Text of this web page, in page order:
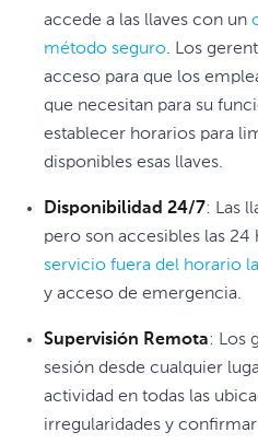
accede a las llaves con un
método seguro. Los
acceso para que los
que necesitan para su
establecer horarios para
disponibles esas llaves.
Disponibilidad 24/7: Las
pero son accesibles las 24
servicio fuera del horario
y acceso de emergencia.
Supervisión Remota: Los
sesión desde cualquier
actividad en todas las
irregularidades y